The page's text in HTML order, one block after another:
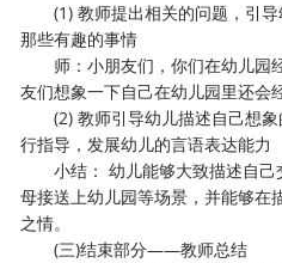
(1) 教师提出相关的问题，引导
那些有趣的事情
师：小朋友们，你们在幼儿园
友们想象一下自己在幼儿园里还会
(2) 教师引导幼儿描述自己想象
行指导，发展幼儿的言语表达能力
小结： 幼儿能够大致描述自己
母接送上幼儿园等场景，并能够在
之情。
(三)结束部分——教师总结